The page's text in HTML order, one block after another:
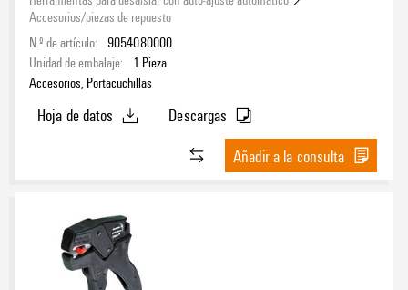
Accesorios/piezas de repuesto
N.º de artículo: 9054080000
Unidad de embalaje:
1 Pieza
Accesorios, Portacuchillas
Hoja de datos
Descargas
Añadir a la consulta